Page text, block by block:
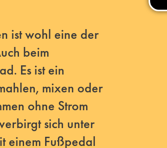
ist wohl eine der
beim
Es ist ein
mixen oder
ohne Strom
sich unter
einem Fußpedal